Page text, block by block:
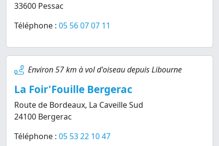
33600 Pessac
Téléphone : 05 56 07 07 11
Environ 57 km à vol d'oiseau depuis Libourne
La Foir'Fouille Bergerac
Route de Bordeaux, La Caveille Sud
24100 Bergerac
Téléphone : 05 53 22 10 47